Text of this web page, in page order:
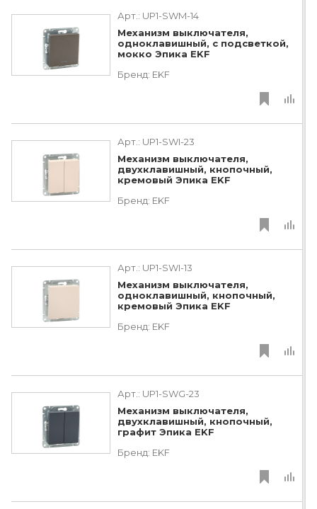
Арт.: UP1-SWM-14
Механизм выключателя,
одноклавишный, с подсветкой,
мокко Эпика EKF
Бренд: EKF
Арт.: UP1-SWI-23
Механизм выключателя,
двухклавишный, кнопочный,
кремовый Эпика EKF
Бренд: EKF
Арт.: UP1-SWI-13
Механизм выключателя,
одноклавишный, кнопочный,
кремовый Эпика EKF
Бренд: EKF
Арт.: UP1-SWG-23
Механизм выключателя,
двухклавишный, кнопочный,
графит Эпика EKF
Бренд: EKF